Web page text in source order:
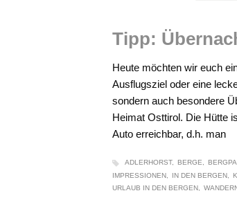
Tipp:
Heute möchten wir euch
Ausflugsziel oder eine
sondern auch besondere
Heimat Osttirol. Die Hütte
Auto erreichbar, d.h. man
ADLERHORST BERGE
IMPRESSIONEN
IN DEN BERGEN
URLAUB IN DEN BERGEN